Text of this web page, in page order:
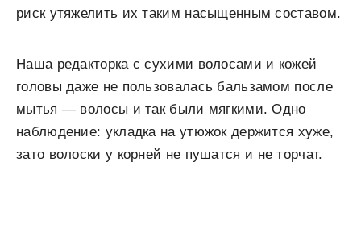
риск утяжелить их таким насыщенным составом.
Наша редакторка с сухими волосами и кожей
головы даже не пользовалась бальзамом после
мытья — волосы и так были мягкими. Одно
наблюдение: укладка на утюжок держится хуже,
зато волоски у корней не пушатся и не торчат.